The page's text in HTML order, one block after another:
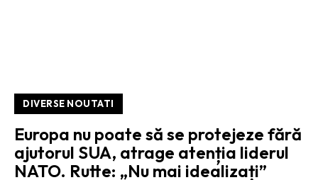
DIVERSE NOUTATI
Europa nu poate să se protejeze fără
ajutorul SUA, atrage atenția liderul
NATO. Rutte: „Nu mai idealizați”